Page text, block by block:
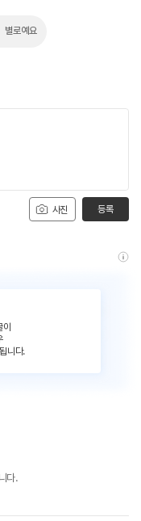
별로예요
사진 등록
이
니다.
다.